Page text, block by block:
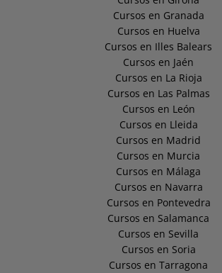
Cursos en Granada
Cursos en Huelva
Cursos en Illes Balears
Cursos en Jaén
Cursos en La Rioja
Cursos en Las Palmas
Cursos en León
Cursos en Lleida
Cursos en Madrid
Cursos en Murcia
Cursos en Málaga
Cursos en Navarra
Cursos en Pontevedra
Cursos en Salamanca
Cursos en Sevilla
Cursos en Soria
Cursos en Tarragona